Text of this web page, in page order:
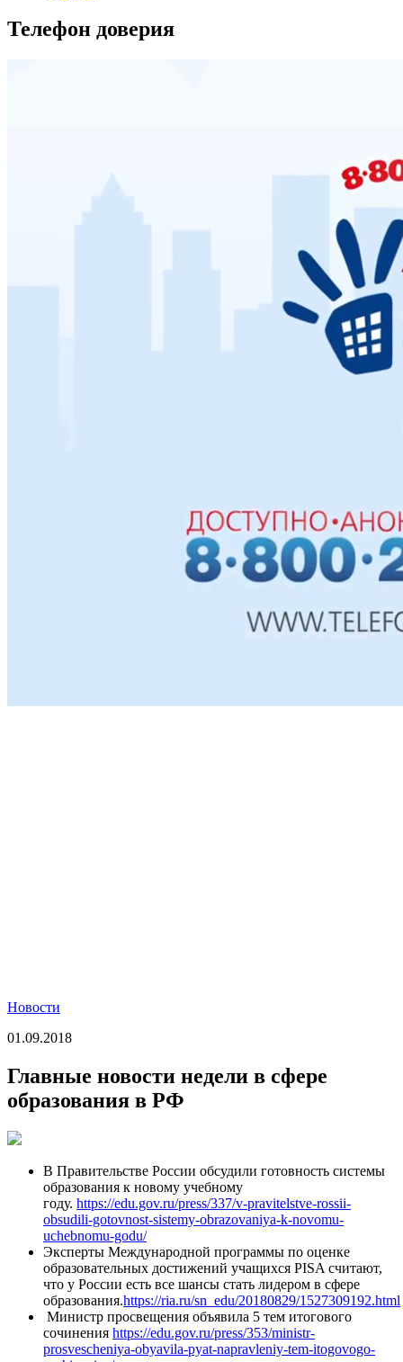
Телефон доверия
Новости
01.09.2018
Главные новости недели в сфере
образования в РФ
В Правительстве России обсудили готовность системы
образования к новому учебному
году. https://edu.gov.ru/press/337/v-pravitelstve-rossii-
obsudili-gotovnost-sistemy-obrazovaniya-k-novomu-
uchebnomu-godu/
Эксперты Международной программы по оценке
образовательных достижений учащихся PISA считают,
что у России есть все шансы стать лидером в сфере
образования.https://ria.ru/sn_edu/20180829/1527309192.html
Министр просвещения объявила 5 тем итогового
сочинения https://edu.gov.ru/press/353/ministr-
prosvescheniya-obyavila-pyat-napravleniy-tem-itogovogo-